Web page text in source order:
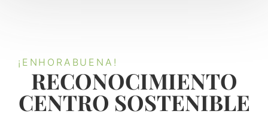
¡ENHORABUENA!
RECONOCIMIENTO
CENTRO SOSTENIBLE​